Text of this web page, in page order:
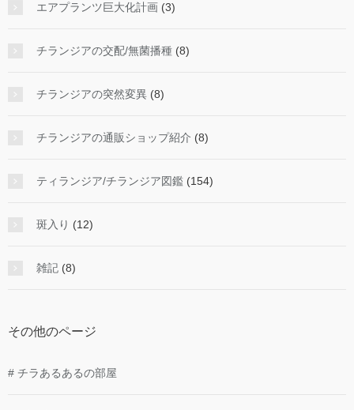
エアプランツ巨大化計画 (3)
チランジアの交配/無菌播種 (8)
チランジアの突然変異 (8)
チランジアの通販ショップ紹介 (8)
ティランジア/チランジア図鑑 (154)
斑入り (12)
雑記 (8)
その他のページ
# チラあるあるの部屋